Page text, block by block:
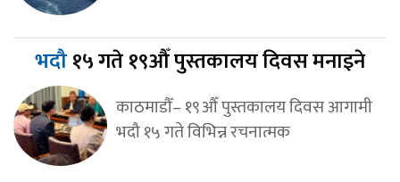
भदौ१५ गते १९औँ पुस्तकालय दिवस मनाइने
काठमाडौँ– १९औँ पुस्तकालय दिवस आगामी
भदौ १५ गते विभिन्न रचनात्मक